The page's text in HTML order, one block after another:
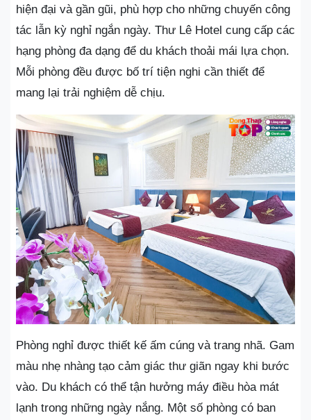
hiện đại và gần gũi, phù hợp cho những chuyến công
tác lẫn kỳ nghỉ ngắn ngày. Thư Lê Hotel cung cấp các
hạng phòng đa dạng để du khách thoải mái lựa chọn.
Mỗi phòng đều được bố trí tiện nghi cần thiết để
mang lại trải nghiệm dễ chịu.
Phòng nghỉ được thiết kế ấm cúng và trang nhã. Gam
màu nhẹ nhàng tạo cảm giác thư giãn ngay khi bước
vào. Du khách có thể tận hưởng máy điều hòa mát
lạnh trong những ngày nắng. Một số phòng có ban